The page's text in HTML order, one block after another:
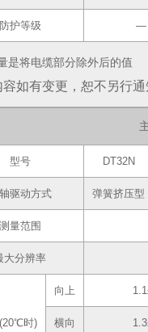
是将电缆部分除外后的值
容如有变更，恕不另行通
防护等级 ―
型号 DT32N
驱动方式 弹簧挤压型
测量范围
大分辨率
时)
向上
横向